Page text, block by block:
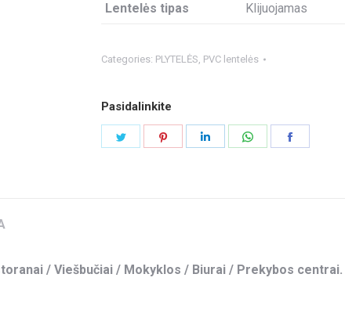
Lentelės tipas Klijuojamas
Categories: PLYTELĖS, PVC lentelės
Pasidalinkite
Share
Share
/ Viešbučiai / Mokyklos / Biurai / Prekybos centrai.